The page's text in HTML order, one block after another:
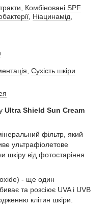
Комбіновані SPF
Ніацинамід
Сухість шкіри
Ultra Shield Sun Cream
фільтр, який
ультрафіолетове
від фотостаріння
- ще один
та розсіює UVA і UVB
клітин шкіри.